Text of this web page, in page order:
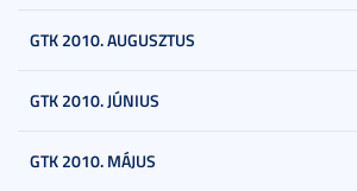
GTK 2010. AUGUSZTUS
GTK 2010. JÚNIUS
GTK 2010. MÁJUS